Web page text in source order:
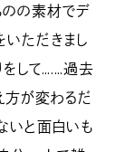
のの素材でデ
ただきまし
をして….…過去
が変わるだ
いと面白いも